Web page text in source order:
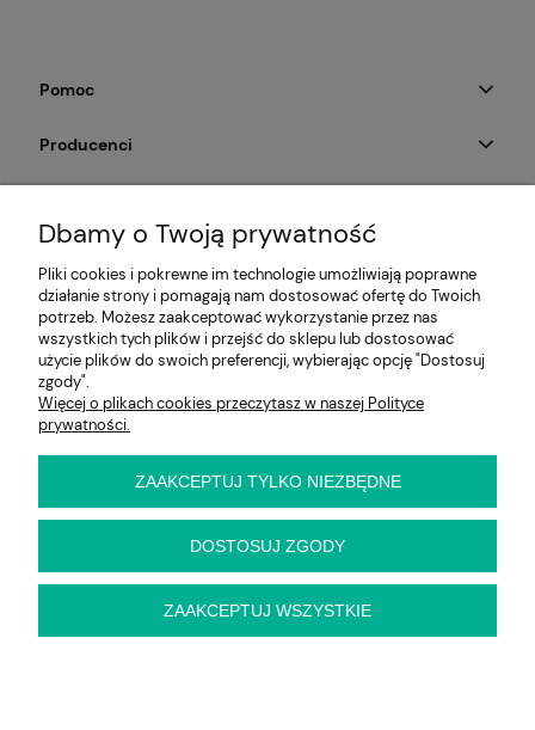
Pomoc
Producenci
Informacje
E-KRZESŁO
Biuro handlowe (bez ekspozycji). Prosimy o wcześniejszy
kontakt przed wizytą
ul. Cynamonowa 2,
woj. dolnośląskie
22 22 82 046,
biuro@e-krzeslo.com.pl
Dbamy o Twoją prywatność
Pliki cookies i pokrewne im technologie umożliwiają poprawne
działanie strony i pomagają nam dostosować ofertę do Twoich
potrzeb. Możesz zaakceptować wykorzystanie przez nas
wszystkich tych plików i przejść do sklepu lub dostosować
użycie plików do swoich preferencji, wybierając opcję "Dostosuj
zgody".
Więcej o plikach cookies przeczytasz w naszej Polityce
prywatności.
ZAAKCEPTUJ TYLKO NIEZBĘDNE
DOSTOSUJ ZGODY
ZAAKCEPTUJ WSZYSTKIE